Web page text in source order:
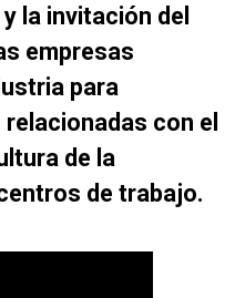
la invitación del
empresas
para
con el
de la
de trabajo.